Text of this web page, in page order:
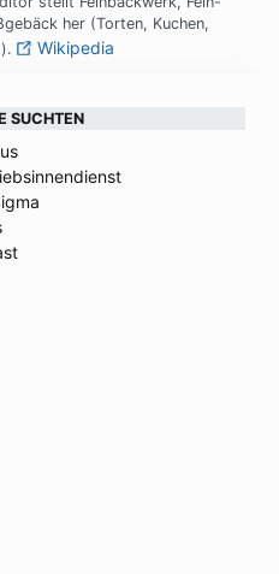
her (Tor­ten, Ku­chen,
Wikipedia
SUCHTEN